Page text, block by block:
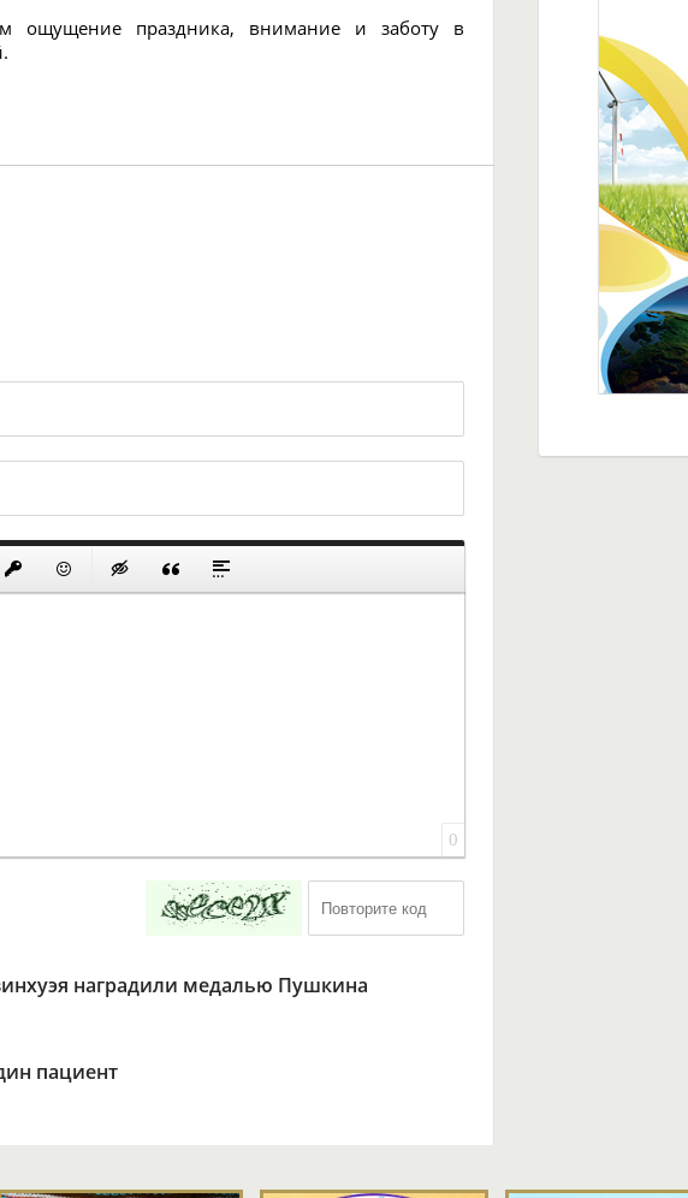
ощущение праздника, внимание и заботу в
0
наградили медалью Пушкина
пациент
Столетняя
процветание
и
Турфан и
и туризма
СМИ стран
Синьцзяне